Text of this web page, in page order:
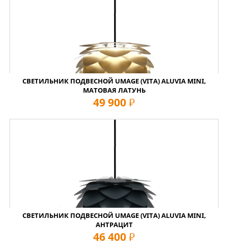
СВЕТИЛЬНИК ПОДВЕСНОЙ UMAGE (VITA) ALUVIA MINI,
МАТОВАЯ ЛАТУНЬ
49 900 руб
СВЕТИЛЬНИК ПОДВЕСНОЙ UMAGE (VITA) ALUVIA MINI,
АНТРАЦИТ
46 400 руб